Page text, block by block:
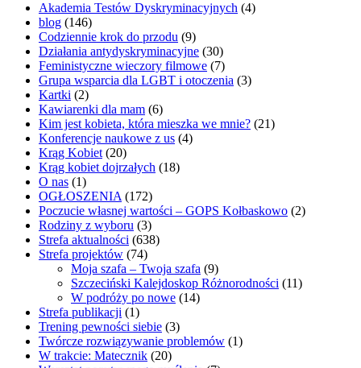
Akademia Testów Dyskryminacyjnych (4)
blog (146)
Codziennie krok do przodu (9)
Działania antydyskryminacyjne (30)
Feministyczne wieczory filmowe (7)
Grupa wsparcia dla LGBT i otoczenia (3)
Kartki (2)
Kawiarenki dla mam (6)
Kim jest kobieta, która mieszka we mnie? (21)
Konferencje naukowe z us (4)
Krąg Kobiet(20)
Krąg kobiet dojrzałych (18)
O nas (1)
OGŁOSZENIA(172)
Poczucie własnej wartości – GOPS Kołbaskowo (2)
Rodziny z wyboru (3)
Strefa aktualności (638)
Strefa projektów (74)
Moja szafa – Twoja szafa (9)
Szczeciński Kalejdoskop Różnorodności (11)
W podróży po nowe (14)
Strefa publikacji (1)
Trening pewności siebie (3)
Twórcze rozwiązywanie problemów (1)
W trakcie: Matecznik (20)